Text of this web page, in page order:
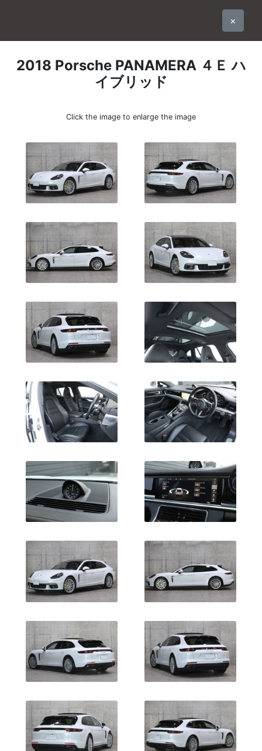
×
2018 Porsche PANAMERA ４Ｅ ハ
イブリッド
Click the image to enlarge the image